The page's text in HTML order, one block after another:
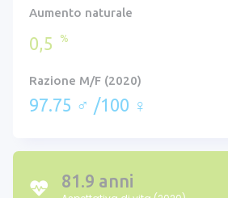
Aumento naturale
0,5 %
Razione M/F (2020)
97.75 ♂ /100 ♀
81.9 anni